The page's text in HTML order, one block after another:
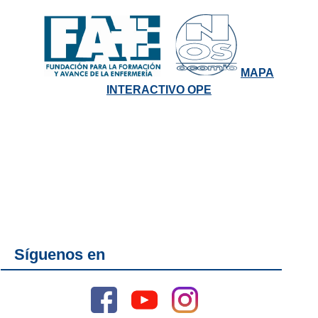
MAPA
INTERACTIVO OPE
Síguenos en